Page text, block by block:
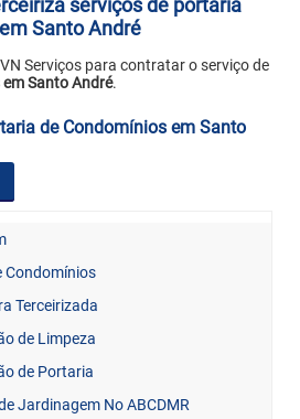
serviços de portaria
Santo André
Serviços para contratar o serviço de
Santo André.
de Condomínios em Santo
Condomínios
Terceirizada
de Limpeza
de Portaria
Jardinagem No ABCDMR